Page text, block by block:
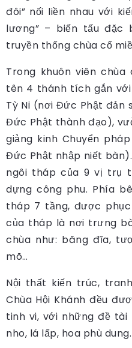
đôi” nối liền nhau với
lương” – biến tấu
truyền thống chùa cổ
Trong khuôn viên
tên 4 thánh tích gắn
Tỳ Ni (nơi Đức Phật đản
Đức Phật thành đạo),
giảng kinh Chuyển
Đức Phật nhập niết
ngôi tháp của 9 vị trụ
dựng công phu. Phía
tháp 7 tầng, được
của tháp là nơi trưng
chùa như: băng đĩa,
mõ…
Nội thất kiến trúc,
Chùa Hội Khánh đều
tinh vi, với những đề
nho, lá lấp, hoa phù dung.